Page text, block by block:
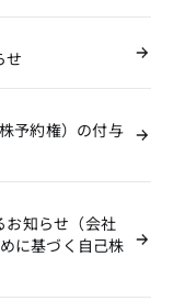
せ
予約権）の付与
お知らせ（会社
に基づく自己株